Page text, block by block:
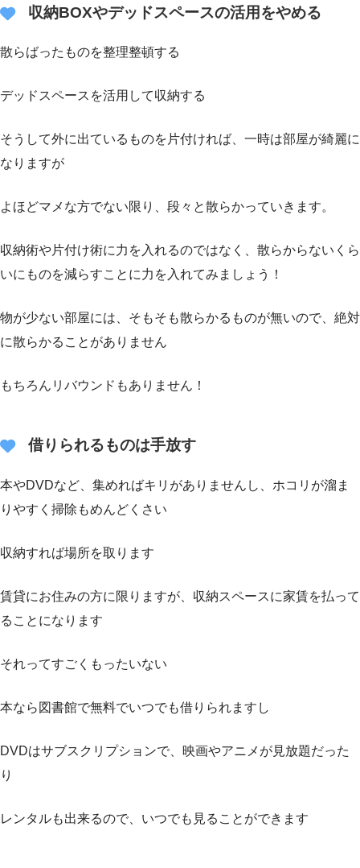
収納BOXやデッドスペースの活用をやめる
散らばったものを整理整頓する
デッドスペースを活用して収納する
そうして外に出ているものを片付ければ、一時は部屋が綺麗に
なりますが
よほどマメな方でない限り、段々と散らかっていきます。
収納術や片付け術に力を入れるのではなく、散らからないくら
いにものを減らすことに力を入れてみましょう！
物が少ない部屋には、そもそも散らかるものが無いので、絶対
に散らかることがありません
もちろんリバウンドもありません！
借りられるものは手放す
本やDVDなど、集めればキリがありませんし、ホコリが溜ま
りやすく掃除もめんどくさい
収納すれば場所を取ります
賃貸にお住みの方に限りますが、収納スペースに家賃を払って
ることになります
それってすごくもったいない
本なら図書館で無料でいつでも借りられますし
DVDはサブスクリプションで、映画やアニメが見放題だった
り
レンタルも出来るので、いつでも見ることができます